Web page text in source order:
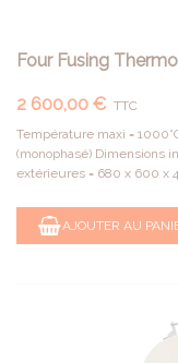
Four Fusing
2 600,00 € TTC
Température maxi =
(monophasé) Dimensions
extérieures = 680 x 600 x
AJOUTER AU